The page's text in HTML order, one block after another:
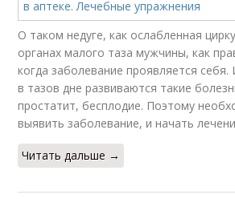
О таком недуге, как ослабленная
органах малого таза мужчины, как
когда заболевание проявляется себя.
в тазов дне развиваются такие
простатит, бесплодие. Поэтому
выявить заболевание, и начать
Читать дальше →